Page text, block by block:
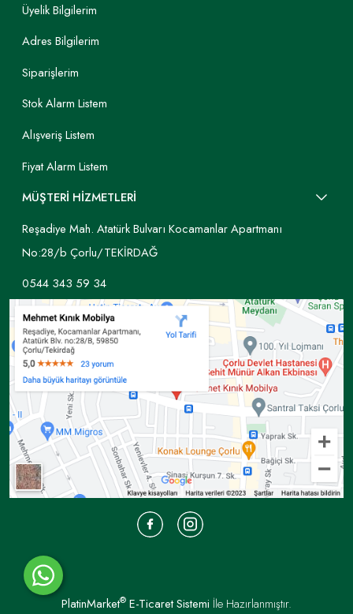
Üyelik Bilgilerim
Adres Bilgilerim
Siparişlerim
Stok Alarm Listem
Alışveriş Listem
Fiyat Alarm Listem
MÜŞTERİ HİZMETLERİ
Reşadiye Mah. Atatürk Bulvarı Kocamanlar Apartmanı
No:28/b Çorlu/TEKİRDAĞ
0544 343 59 34
PlatinMarket® E-Ticaret Sistemi İle Hazırlanmıştır.